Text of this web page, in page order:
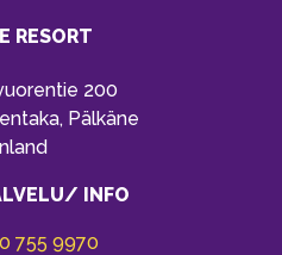
RESORT
200
Pälkäne
INFO
755 9970